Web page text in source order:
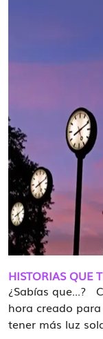
HISTORIAS QUE
¿Sabías que...?
hora creado
tener más luz